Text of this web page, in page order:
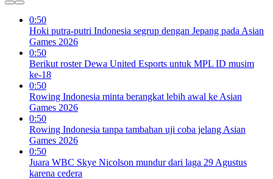
0:50
Hoki putra-putri Indonesia segrup dengan Jepang pada Asian
Games 2026
0:50
Berikut roster Dewa United Esports untuk MPL ID musim
ke-18
0:50
Rowing Indonesia minta berangkat lebih awal ke Asian
Games 2026
0:50
Rowing Indonesia tanpa tambahan uji coba jelang Asian
Games 2026
0:50
Juara WBC Skye Nicolson mundur dari laga 29 Agustus
karena cedera